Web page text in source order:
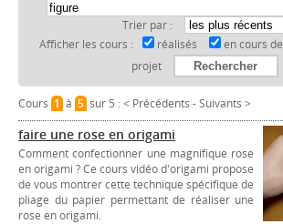
Trier par :
Afficher les cours :
réalisés en cours
projet
Cours 1à 5sur 5 :< Précédents -Suivants >
faire une rose en origami
Comment confectionner une magnifique rose
en origami ? Ce cours vidéo d'origami propose
de vous montrer cette technique spécifique de
pliage du papier permettant de réaliser une
rose en origami.